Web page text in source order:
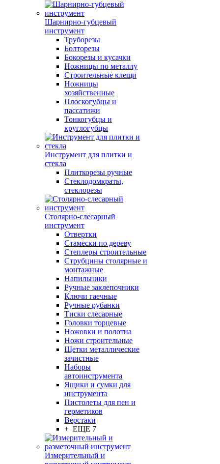
Шарнирно-губцевый
инструмент
Труборезы
Болторезы
Бокорезы и кусачки
Ножницы по металлу
Строительные клещи
Ножницы
хозяйственные
Плоскогубцы и
пассатижи
Тонкогубцы и
круглогубцы
Инструмент для плитки и
стекла
Плиткорезы ручные
Стеклодомкраты,
стеклорезы
Столярно-слесарный
инструмент
Отвертки
Стамески по дереву
Степлеры строительные
Струбцины столярные и
монтажные
Напильники
Ручные заклепочники
Ключи гаечные
Ручные рубанки
Тиски слесарные
Головки торцевые
Ножовки и полотна
Ножи строительные
Щетки металлические
зачистные
Наборы
автоинструмента
Ящики и сумки для
инструмента
Пистолеты для пен и
герметиков
Верстаки
+ ЕЩЕ 7
Измерительный и